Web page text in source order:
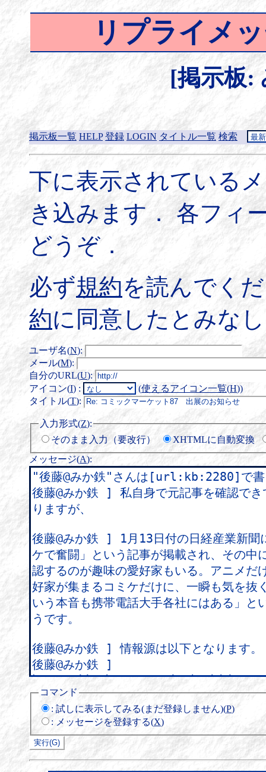
リプライメ
[掲示板:
掲示板一覧 HELP 登録 LOGIN タイトル一覧 検索
下に表示されている
き込みます． 各フィ
どうぞ．
必ず規約を読んでく
約に同意したとみな
ユーザ名(N):
メール(M):
自分のURL(U):
アイコン(I) : (使えるアイコン一覧(H))
タイトル(T):
入力形式(Z):
そのまま入力（要改行）
XHTMLに自動変換
メッセージ(A):
コマンド
: 試しに表示してみる(まだ登録しません)(P)
: メッセージを登録する(X)